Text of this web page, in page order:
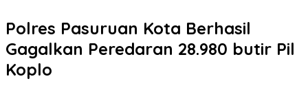
Polres Pasuruan Kota Berhasil
Gagalkan Peredaran 28.980 butir Pil
Koplo